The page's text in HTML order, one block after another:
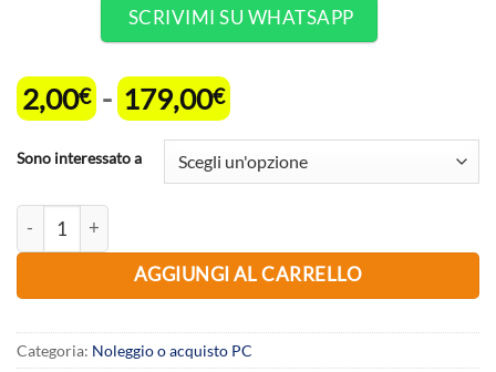
SCRIVIMI SU WHATSAPP
2,00€ - 179,00€Fascia
di
prezzo:
da
179,00€
Sono interessato a
ASUS T101HA-GR029T - Laptop - Windows 10 64BIT - Intel
AGGIUNGI AL CARRELLO
Categoria: Noleggio o acquisto PC